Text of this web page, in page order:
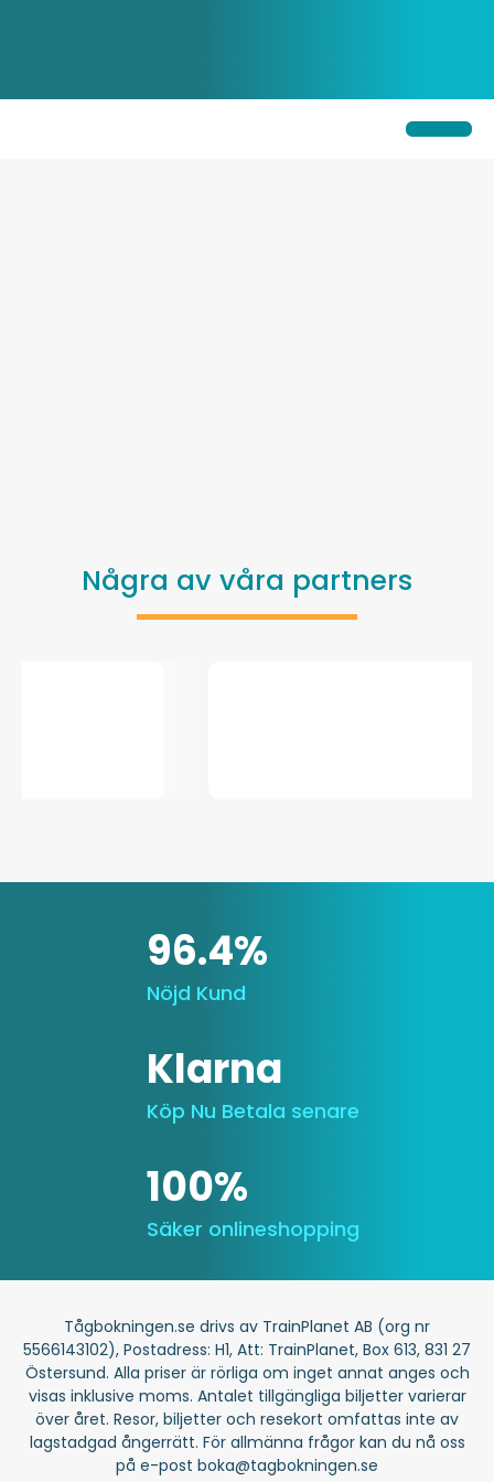
Några av våra partners
96.4%
Nöjd Kund
Klarna
Köp Nu Betala senare
100%
Säker onlineshopping
Tågbokningen.se drivs av TrainPlanet AB (org nr
5566143102), Postadress: H1, Att: TrainPlanet, Box 613, 831 27
Östersund. Alla priser är rörliga om inget annat anges och
visas inklusive moms. Antalet tillgängliga biljetter varierar
över året. Resor, biljetter och resekort omfattas inte av
lagstadgad ångerrätt. För allmänna frågor kan du nå oss
på e-post boka@tagbokningen.se